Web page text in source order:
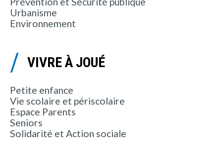
Urbanisme
Environnement
VIVRE À JOUÉ
Petite enfance
Vie scolaire et périscolaire
Espace Parents
Seniors
Solidarité et Action sociale